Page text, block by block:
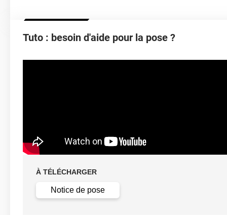
Température D'utilisation
Type De Pose
Tuto : besoin d'aide pour la pose ?
À TÉLÉCHARGER
Notice de pose